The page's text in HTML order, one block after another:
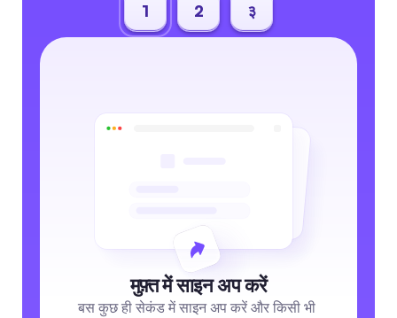
1 2 ३
मुफ़्त में साइन अप करें
बस कुछ ही सेकंड में साइन अप करें और किसी भी